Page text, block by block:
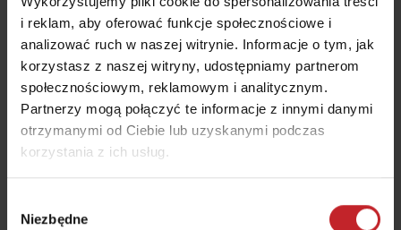
i reklam, aby oferować funkcje społecznościowe i
analizować ruch w naszej witrynie. Informacje o tym, jak
korzystasz z naszej witryny, udostępniamy partnerom
społecznościowym, reklamowym i analitycznym.
Partnerzy mogą połączyć te informacje z innymi danymi
otrzymanymi od Ciebie lub uzyskanymi podczas
korzystania z ich usług.
zgody
Niezbędne